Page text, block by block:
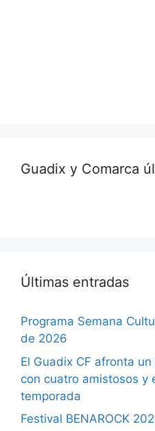
Guadix y Comarca
Últimas entradas
Programa Semana
de 2026
El Guadix CF afronta
con cuatro amistosos y
temporada
Festival BENAROCK